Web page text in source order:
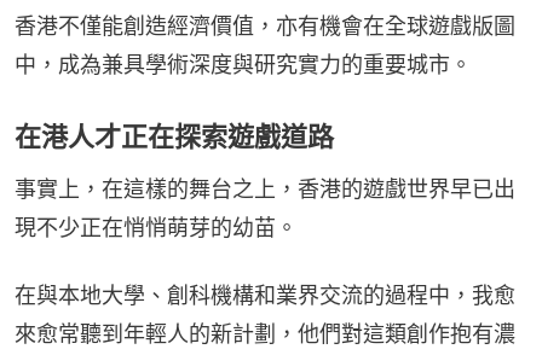
香港不僅能創造經濟價值，亦有機會在全球遊戲版圖
中，成為兼具學術深度與研究實力的重要城市。
在港人才正在探索遊戲道路
事實上，在這樣的舞台之上，香港的遊戲世界早已出
現不少正在悄悄萌芽的幼苗。
在與本地大學、創科機構和業界交流的過程中，我愈
來愈常聽到年輕人的新計劃，他們對這類創作抱有濃